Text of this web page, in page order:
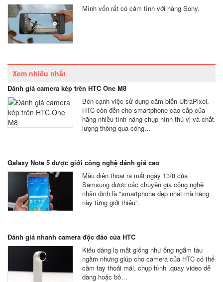
Mình vốn rất có cảm tình với hàng Sony.
Xem nhiều nhất
Đánh giá camera kép trên HTC One M8
Bên cạnh việc sử dụng cảm biến UltraPixel,
HTC còn đến cho smartphone cao cấp của
hãng nhiều tính năng chụp hình thú vị và chất
lượng thông qua công…
Galaxy Note 5 được giới công nghệ đánh giá cao
Mẫu điện thoại ra mắt ngày 13/8 của
Samsung được các chuyên gia công nghệ
nhận định là "smartphone đẹp nhất mà hãng
này từng giới thiệu".
Đánh giá nhanh camera độc đáo của HTC
Kiểu dáng lạ mắt giống như ống ngắm tàu
ngầm nhưng giúp cho camera của HTC có thể
cầm tay thoải mái, chụp hình ,quay video dễ
dàng hoặc bỏ…